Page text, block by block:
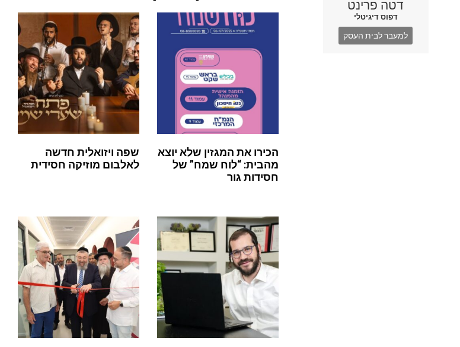
דטה פרינט
דפוס דיגיטלי
למעבר לבית העסק
הכירו את המגזין שלא יוצא
מהבית: “לוח שמח” של
חסידות גור
שפה ויזואלית חדשה
לאלבום מוזיקה חסידית